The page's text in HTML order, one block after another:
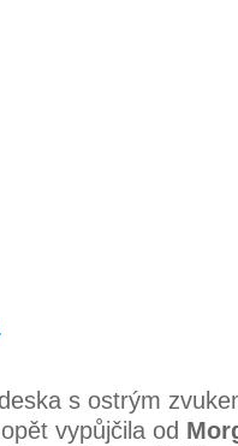
s ostrým
vypůjčila od